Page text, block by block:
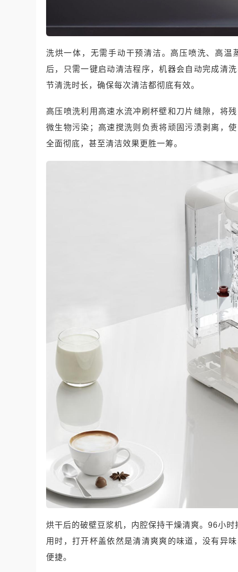
洗烘一体，无需手动干预清洁。高压喷洗、高
后，只需一键启动清洁程序，机器会自动完成清
节清洗时长，确保每次清洁都彻底有效。
高压喷洗利用高速水流冲刷杯壁和刀片缝隙，将
微生物污染；高速搅洗则负责将顽固污渍剥离，
全面彻底，甚至清洁效果更胜一筹。
烘干后的破壁豆浆机，内腔保持干燥清爽。96小
用时，打开杯盖依然是清清爽爽的味道，没有异
便捷。